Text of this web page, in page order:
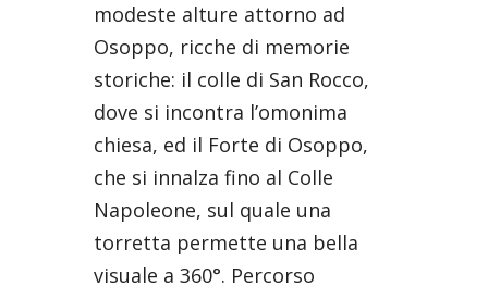
modeste alture attorno ad
Osoppo, ricche di memorie
storiche: il colle di San Rocco,
dove si incontra l’omonima
chiesa, ed il Forte di Osoppo,
che si innalza fino al Colle
Napoleone, sul quale una
torretta permette una bella
visuale a 360°. Percorso